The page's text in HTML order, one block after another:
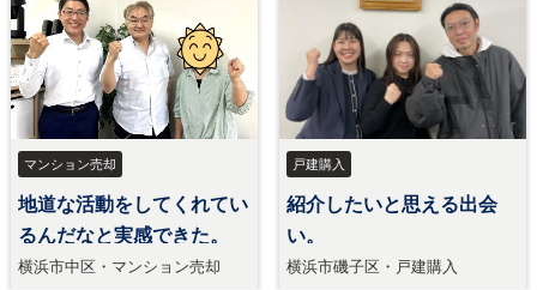
マンション売却
地道な活動をしてくれてい
るんだなと実感できた。
横浜市中区・マンション売却
戸建購入
紹介したいと思える出会
い。
横浜市磯子区・戸建購入